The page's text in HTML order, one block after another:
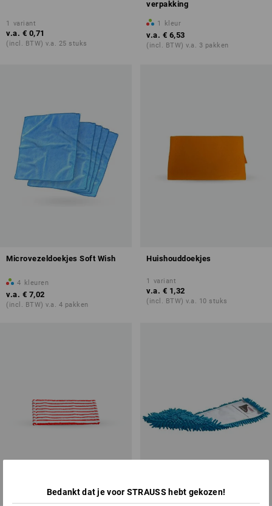
1 variant
v.a. € 0,71
(incl. BTW) v.a. 25 stuks
verpakking
1 kleur
v.a. € 6,53
(incl. BTW) v.a. 3 pakken
Microvezeldoekjes Soft Wish
4 kleuren
v.a. € 7,02
(incl. BTW) v.a. 4 pakken
Huishouddoekjes
1 variant
v.a. € 1,32
(incl. BTW) v.a. 10 stuks
Bedankt dat je voor STRAUSS hebt gekozen!